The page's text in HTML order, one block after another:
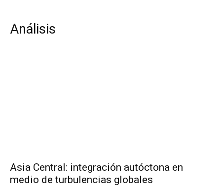
Análisis
Asia Central: integración autóctona en
medio de turbulencias globales